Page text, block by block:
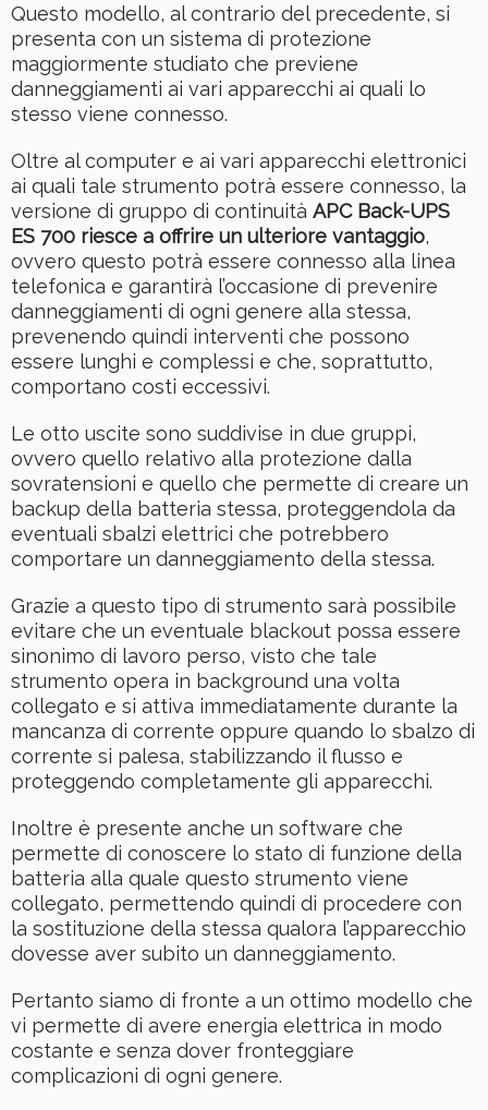
Questo modello, al contrario del precedente, si
presenta con un sistema di protezione
maggiormente studiato che previene
danneggiamenti ai vari apparecchi ai quali lo
stesso viene connesso.
Oltre al computer e ai vari apparecchi elettronici
ai quali tale strumento potrà essere connesso, la
versione di gruppo di continuità APC Back-UPS
ES 700 riesce a offrire un ulteriore vantaggio,
ovvero questo potrà essere connesso alla linea
telefonica e garantirà l’occasione di prevenire
danneggiamenti di ogni genere alla stessa,
prevenendo quindi interventi che possono
essere lunghi e complessi e che, soprattutto,
comportano costi eccessivi.
Le otto uscite sono suddivise in due gruppi,
ovvero quello relativo alla protezione dalla
sovratensioni e quello che permette di creare un
backup della batteria stessa, proteggendola da
eventuali sbalzi elettrici che potrebbero
comportare un danneggiamento della stessa.
Grazie a questo tipo di strumento sarà possibile
evitare che un eventuale blackout possa essere
sinonimo di lavoro perso, visto che tale
strumento opera in background una volta
collegato e si attiva immediatamente durante la
mancanza di corrente oppure quando lo sbalzo di
corrente si palesa, stabilizzando il flusso e
proteggendo completamente gli apparecchi.
Inoltre è presente anche un software che
permette di conoscere lo stato di funzione della
batteria alla quale questo strumento viene
collegato, permettendo quindi di procedere con
la sostituzione della stessa qualora l’apparecchio
dovesse aver subito un danneggiamento.
Pertanto siamo di fronte a un ottimo modello che
vi permette di avere energia elettrica in modo
costante e senza dover fronteggiare
complicazioni di ogni genere.